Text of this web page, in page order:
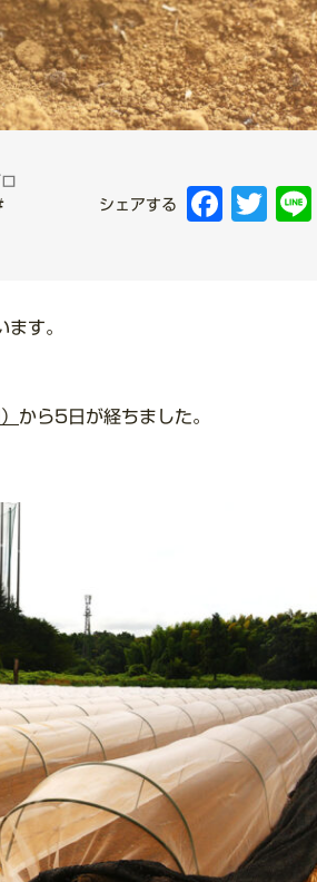
シェアする Facebook
Twitter
す。
から5日が経ちました。